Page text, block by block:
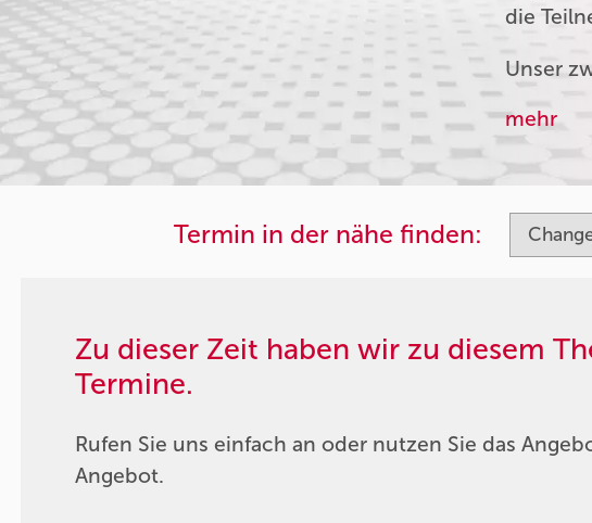
die
Unser
mehr
Termin in der nähe finden:
Zu dieser Zeit haben wir zu diesem
Termine.
Rufen Sie uns einfach an oder nutzen Sie das
Angebot.